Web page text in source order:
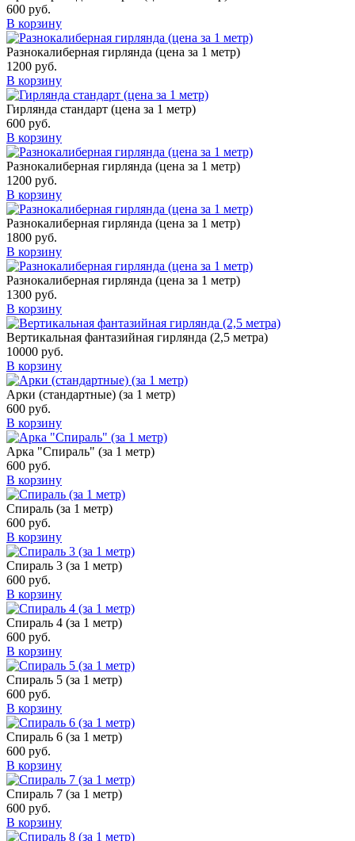
600 руб.
В корзину
Разнокалиберная гирлянда (цена за 1 метр)
1200 руб.
В корзину
Гирлянда стандарт (цена за 1 метр)
600 руб.
В корзину
Разнокалиберная гирлянда (цена за 1 метр)
1200 руб.
В корзину
Разнокалиберная гирлянда (цена за 1 метр)
1800 руб.
В корзину
Разнокалиберная гирлянда (цена за 1 метр)
1300 руб.
В корзину
Вертикальная фантазийная гирлянда (2,5 метра)
10000 руб.
В корзину
Арки (стандартные) (за 1 метр)
600 руб.
В корзину
Арка "Спираль" (за 1 метр)
600 руб.
В корзину
Спираль (за 1 метр)
600 руб.
В корзину
Спираль 3 (за 1 метр)
600 руб.
В корзину
Спираль 4 (за 1 метр)
600 руб.
В корзину
Спираль 5 (за 1 метр)
600 руб.
В корзину
Спираль 6 (за 1 метр)
600 руб.
В корзину
Спираль 7 (за 1 метр)
600 руб.
В корзину